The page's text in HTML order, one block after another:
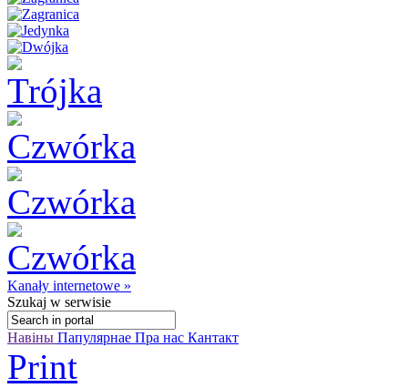
Kanały internetowe »
Szukaj w serwisie
Навіны Папулярнае Пра нас Кантакт
Print